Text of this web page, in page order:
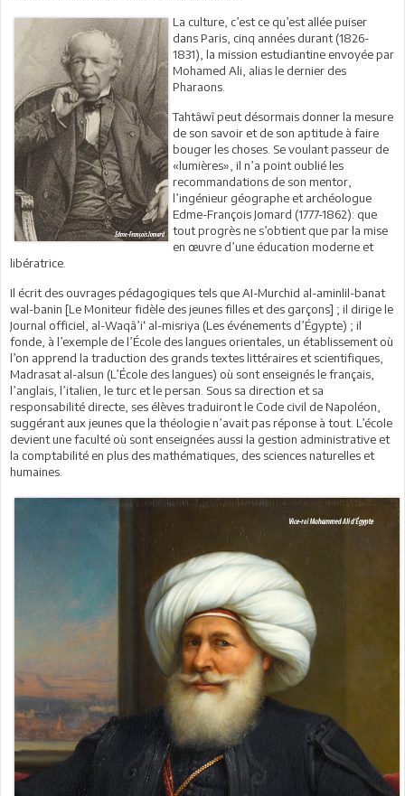
La culture, c’est ce qu’est allée puiser
dans Paris, cinq années durant (1826-
1831), la mission estudiantine envoyée par
Mohamed Ali, alias le dernier des
Pharaons.
Tahtâwî peut désormais donner la mesure
de son savoir et de son aptitude à faire
bouger les choses. Se voulant passeur de
«lumières», il n’a point oublié les
recommandations de son mentor,
l’ingénieur géographe et archéologue
Edme-François Jomard (1777-1862): que
tout progrès ne s’obtient que par la mise
en œuvre d’une éducation moderne et
libératrice.
Il écrit des ouvrages pédagogiques tels que AI-Murchid al-aminlil-banat
wal-banin [Le Moniteur fidèle des jeunes filles et des garçons] ; il dirige le
Journal officiel, al-Waqâ’i‘ al-misriya (Les événements d’Égypte) ; il
fonde, à l’exemple de l’École des langues orientales, un établissement où
l’on apprend la traduction des grands textes littéraires et scientifiques,
Madrasat al-alsun (L’École des langues) où sont enseignés le français,
l’anglais, l’italien, le turc et le persan. Sous sa direction et sa
responsabilité directe, ses élèves traduiront le Code civil de Napoléon,
suggérant aux jeunes que la théologie n’avait pas réponse à tout. L’école
devient une faculté où sont enseignées aussi la gestion administrative et
la comptabilité en plus des mathématiques, des sciences naturelles et
humaines.